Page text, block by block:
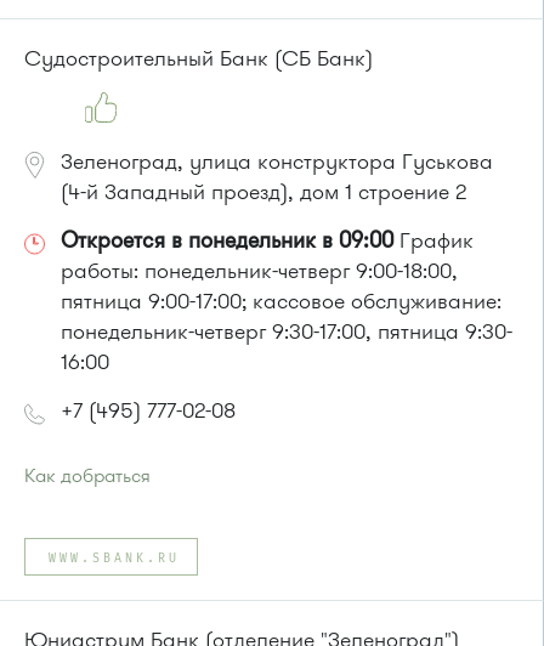
или до остановки"Товары для дома":
Маршрутка № 408м, 419м, 476м
Судостроительный Банк (СБ Банк)
Зеленоград, улица конструктора Гуськова
(4-й Западный проезд), дом 1 строение 2
Откроется в понедельник в 09:00График
работы: понедельник-четверг 9:00-18:00,
пятница 9:00-17:00; кассовое обслуживание:
понедельник-четверг 9:30-17:00, пятница 9:30-
16:00
+7 (495) 777-02-08
Как добраться
Автобусы № 6*, 11, 15, 23, 32, 400, 400э
или до остановки"Автокомбинат"
Автобусы № 6, 8, 9, 11, 15, 23, 32, 400, 400э
WWW.SBANK.RU
Юниаструм Банк (отделение "Зеленоград")